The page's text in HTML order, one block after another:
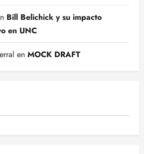
Bill Belichick y su impacto
en UNC
en MOCK DRAFT